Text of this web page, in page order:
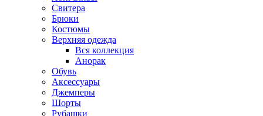
Свитера
Брюки
Костюмы
Верхняя одежда
Вся коллекция
Анорак
Обувь
Аксессуары
Джемперы
Шорты
Рубашки